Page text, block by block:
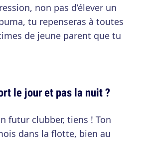
non pas d’élever un
tu repenseras à toutes
de jeune parent que tu
le jour et pas la nuit ?
futur clubber, tiens ! Ton
dans la flotte, bien au